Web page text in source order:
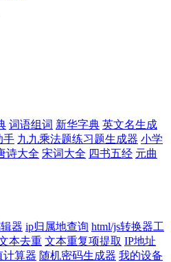
词语组词 新华字典 英文名生成
手 九九乘法题练习题生成器 小学
诗大全 宋词大全 四书五经 元曲
器 ip归属地查询 html/js转换器工
本去重 文本重复项提取 IP地址
计算器 随机密码生成器 我的设备